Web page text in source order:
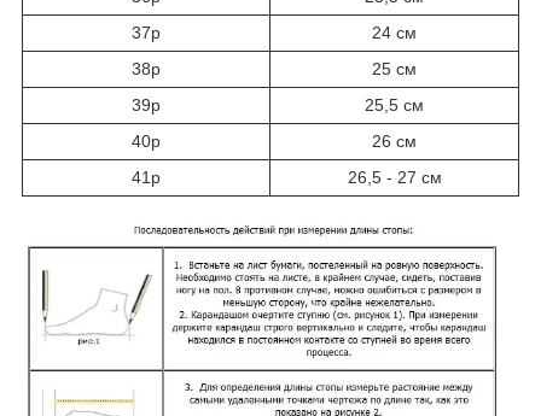
37р
24 см
38р
25 см
39р
25,5 см
40р
26 см
41р
26,5 - 27 см